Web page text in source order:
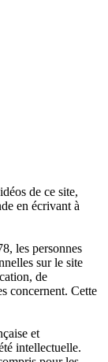
de ce site,
en écrivant à
les personnes
sur le site
de
concernent. Cette
et
intellectuelle.